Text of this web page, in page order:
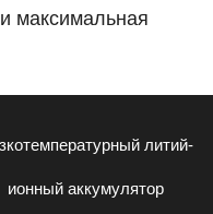
максимальная
литий-
ионный аккумулятор